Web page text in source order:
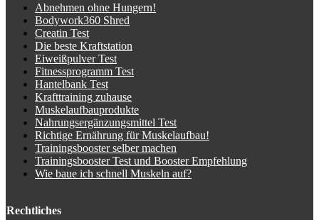
Abnehmen ohne Hungern!
Bodywork360 Shred
Creatin Test
Die beste Kraftstation
Eiweißpulver Test
Fitnessprogramm Test
Hantelbank Test
Krafttraining zuhause
Muskelaufbauprodukte
Nahrungsergänzungsmittel Test
Richtige Ernährung für Muskelaufbau!
Trainingsbooster selber machen
Trainingsbooster Test und Booster Empfehlung
Wie baue ich schnell Muskeln auf?
Rechtliches